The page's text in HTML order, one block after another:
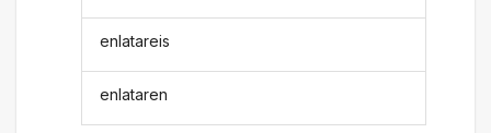
enlatareis
enlataren